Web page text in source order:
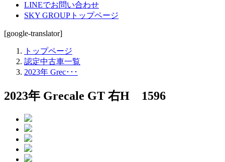
LINEでお問い合わせ
SKY GROUPトップページ
[google-translator]
トップページ
認定中古車一覧
2023年 Grec･･･
2023年 Grecale GT 右H 1596